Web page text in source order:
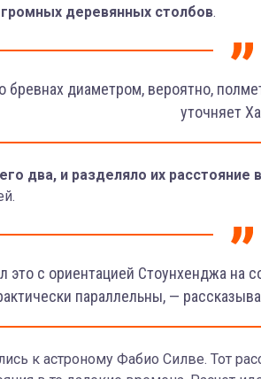
деревянных столбов.
бревнах диаметром, вероятно,
уточняет
два, и разделяло их расстояние
это с ориентацией Стоунхенджа на
параллельны, —
к астроному Фабио Силве. Тот